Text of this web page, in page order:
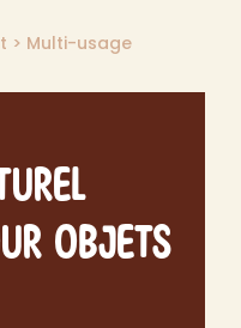
> Multi-usage
Objets